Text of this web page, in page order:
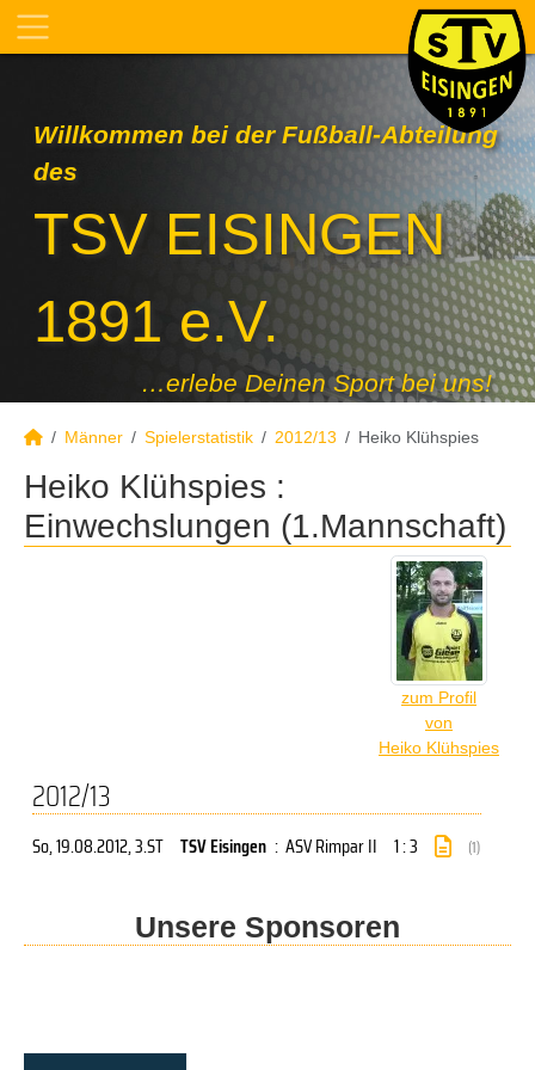
Willkommen bei der Fußball-Abteilung
des
TSV EISINGEN
1891 e.V.
…erlebe Deinen Sport bei uns!
Männer Spielerstatistik 2012/13 Heiko Klühspies
Heiko Klühspies :
Einwechslungen (1.Mannschaft)
zum Profil
von
Heiko Klühspies
2012/13
So, 19.08.2012, 3.ST TSV Eisingen : ASV Rimpar II 1 : 3 (1)
Unsere Sponsoren